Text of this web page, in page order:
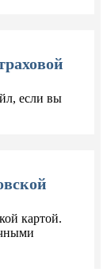
если вы
картой.